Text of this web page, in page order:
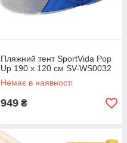
Пляжний тент SportVida Pop
Up 190 x 120 см SV-WS0032
Немає в наявності
949 ₴